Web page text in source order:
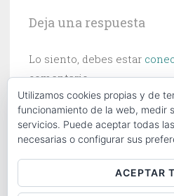
Deja una respuesta
Lo siento, debes estar
comentario.
Utilizamos cookies propias y de
funcionamiento de la web, medir
servicios. Puede aceptar todas
necesarias o configurar sus
ACEPTAR